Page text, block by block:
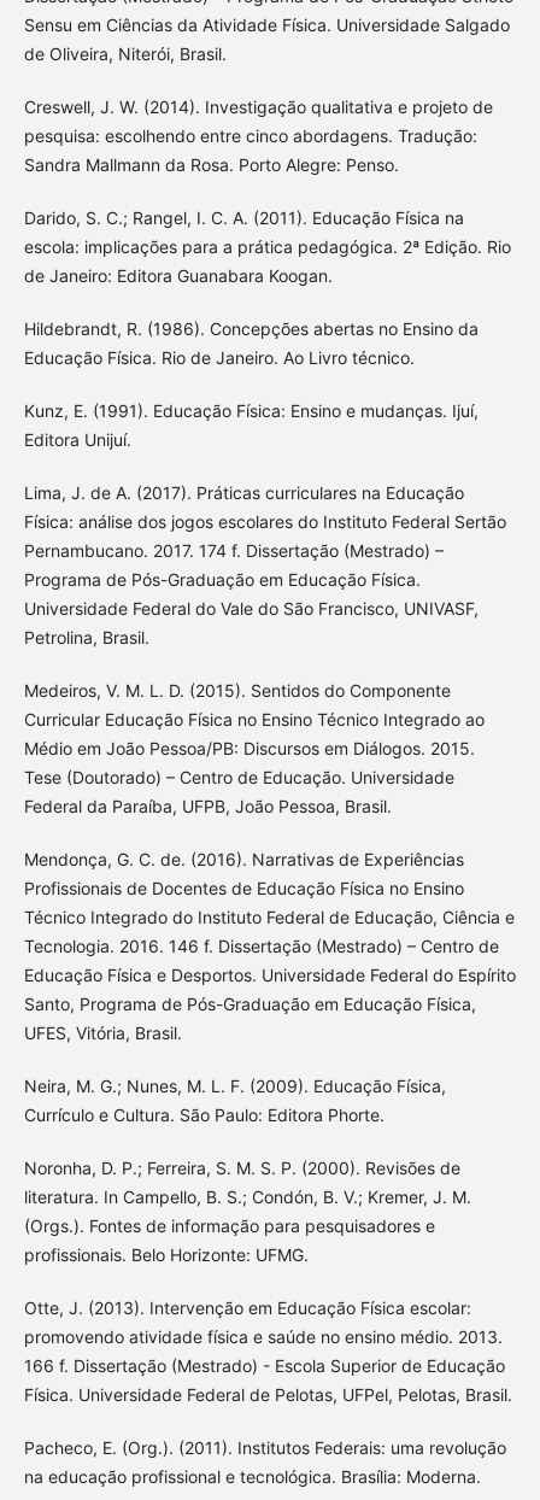
Sensu em Ciências da Atividade Física. Universidade Salgado
de Oliveira, Niterói, Brasil.
Creswell, J. W. (2014). Investigação qualitativa e projeto de
pesquisa: escolhendo entre cinco abordagens. Tradução:
Sandra Mallmann da Rosa. Porto Alegre: Penso.
Darido, S. C.; Rangel, I. C. A. (2011). Educação Física na
escola: implicações para a prática pedagógica. 2ª Edição. Rio
de Janeiro: Editora Guanabara Koogan.
Hildebrandt, R. (1986). Concepções abertas no Ensino da
Educação Física. Rio de Janeiro. Ao Livro técnico.
Kunz, E. (1991). Educação Física: Ensino e mudanças. Ijuí,
Editora Unijuí.
Lima, J. de A. (2017). Práticas curriculares na Educação
Física: análise dos jogos escolares do Instituto Federal Sertão
Pernambucano. 2017. 174 f. Dissertação (Mestrado) –
Programa de Pós-Graduação em Educação Física.
Universidade Federal do Vale do São Francisco, UNIVASF,
Petrolina, Brasil.
Medeiros, V. M. L. D. (2015). Sentidos do Componente
Curricular Educação Física no Ensino Técnico Integrado ao
Médio em João Pessoa/PB: Discursos em Diálogos. 2015.
Tese (Doutorado) – Centro de Educação. Universidade
Federal da Paraíba, UFPB, João Pessoa, Brasil.
Mendonça, G. C. de. (2016). Narrativas de Experiências
Profissionais de Docentes de Educação Física no Ensino
Técnico Integrado do Instituto Federal de Educação, Ciência e
Tecnologia. 2016. 146 f. Dissertação (Mestrado) – Centro de
Educação Física e Desportos. Universidade Federal do Espírito
Santo, Programa de Pós-Graduação em Educação Física,
UFES, Vitória, Brasil.
Neira, M. G.; Nunes, M. L. F. (2009). Educação Física,
Currículo e Cultura. São Paulo: Editora Phorte.
Noronha, D. P.; Ferreira, S. M. S. P. (2000). Revisões de
literatura. In Campello, B. S.; Condón, B. V.; Kremer, J. M.
(Orgs.). Fontes de informação para pesquisadores e
profissionais. Belo Horizonte: UFMG.
Otte, J. (2013). Intervenção em Educação Física escolar:
promovendo atividade física e saúde no ensino médio. 2013.
166 f. Dissertação (Mestrado) - Escola Superior de Educação
Física. Universidade Federal de Pelotas, UFPel, Pelotas, Brasil.
Pacheco, E. (Org.). (2011). Institutos Federais: uma revolução
na educação profissional e tecnológica. Brasília: Moderna.